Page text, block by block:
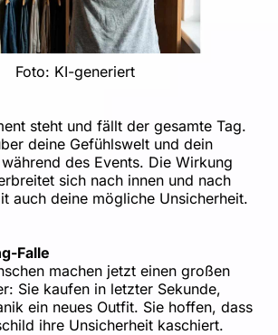
Foto: KI-generiert
steht und fällt der gesamte Tag.
deine Gefühlswelt und dein
des Events. Die Wirkung
sich nach innen und nach
auch deine mögliche Unsicherheit.
Falle
machen jetzt einen großen
Sie kaufen in letzter Sekunde,
ein neues Outfit. Sie hoffen, dass
ihre Unsicherheit kaschiert.